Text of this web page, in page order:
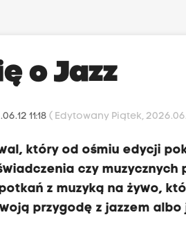
o Jazz
11:18( Edytowany Piątek,
który od ośmiu edycji
czy muzycznych
z muzyką na żywo,
przygodę z jazzem